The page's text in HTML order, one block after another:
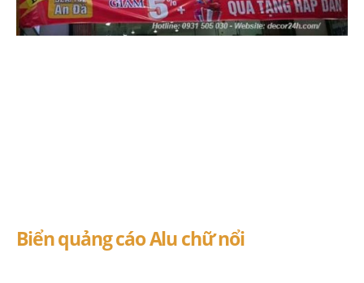
Biển quảng cáo Alu chữ nổi